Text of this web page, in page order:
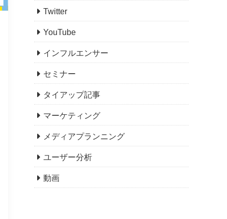
Twitter
YouTube
インフルエンサー
セミナー
タイアップ記事
マーケティング
メディアプランニング
ユーザー分析
動画